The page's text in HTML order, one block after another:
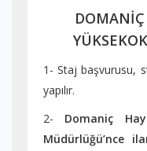
1- Staj başvurusu,
yapılır.
2- Domaniç
Müdürlüğü’nce